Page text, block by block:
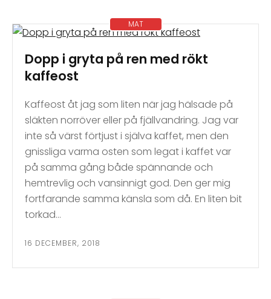
MAT
Dopp i gryta på ren med rökt
kaffeost
Kaffeost åt jag som liten när jag hälsade på
släkten norröver eller på fjällvandring. Jag var
inte så värst förtjust i själva kaffet, men den
gnissliga varma osten som legat i kaffet var
på samma gång både spännande och
hemtrevlig och vansinnigt god. Den ger mig
fortfarande samma känsla som då. En liten bit
torkad…
16 DECEMBER, 2018